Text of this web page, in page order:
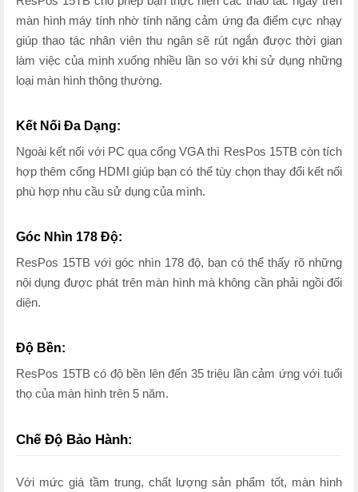
màn hình máy tính nhờ tính năng cảm ứng đa điểm cực nhạy
giúp thao tác nhân viên thu ngân sẽ rút ngắn được thời gian
làm việc của mình xuống nhiều lần so với khi sử dụng những
loại màn hình thông thường.
Kết Nối Đa Dạng:
Ngoài kết nối với PC qua cổng VGA thì ResPos 15TB còn tích
hợp thêm cổng HDMI giúp bạn có thể tùy chọn thay đổi kết nối
phù hợp nhu cầu sử dụng của mình.
Góc Nhìn 178 Độ:
ResPos 15TB với góc nhìn 178 độ, bạn có thể thấy rõ những
nội dụng được phát trên màn hình mà không cần phải ngồi đối
diện.
Độ Bền:
ResPos 15TB có độ bền lên đến 35 triệu lần cảm ứng với tuổi
thọ của màn hình trên 5 năm.
Chế Độ Bảo Hành:
Với mức giá tầm trung, chất lượng sản phẩm tốt, màn hình